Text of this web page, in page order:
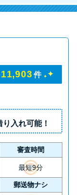
ックの口コミ
ローンの問い
の問い合わ
11,903 件
り入れ可能！
審査時間
最短9分
郵送物ナシ